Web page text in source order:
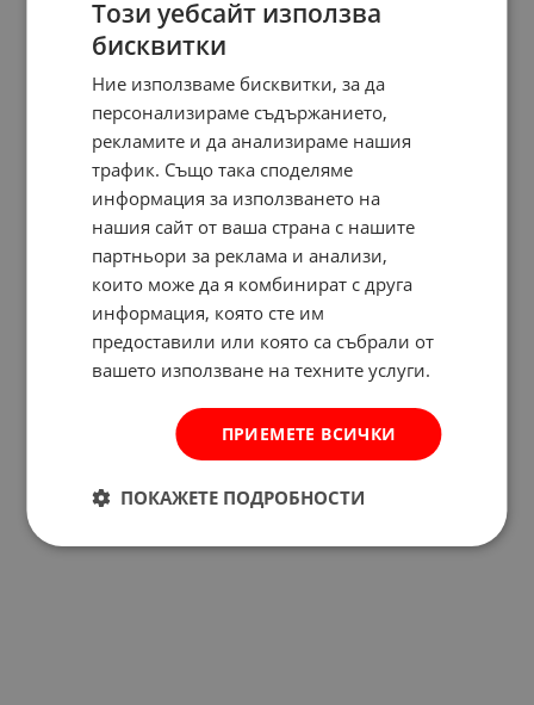
Този уебсайт използва
бисквитки
Ние използваме бисквитки, за да
персонализираме съдържанието,
рекламите и да анализираме нашия
трафик. Също така споделяме
информация за използването на
нашия сайт от ваша страна с нашите
партньори за реклама и анализи,
които може да я комбинират с друга
информация, която сте им
предоставили или която са събрали от
вашето използване на техните услуги.
ПРИЕМЕТЕ ВСИЧКИ
ПОКАЖЕТЕ ПОДРОБНОСТИ